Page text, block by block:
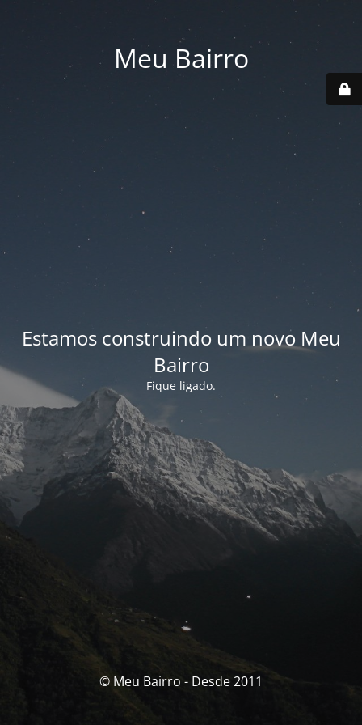
Meu Bairro
Estamos construindo um novo Meu
Bairro
Fique ligado.
© Meu Bairro - Desde 2011